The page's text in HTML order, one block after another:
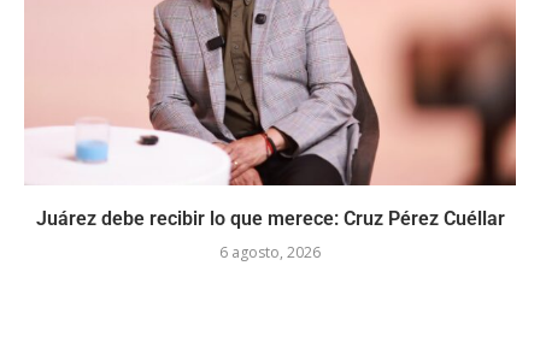
Juárez debe recibir lo que merece: Cruz Pérez Cuéllar
6 agosto, 2026